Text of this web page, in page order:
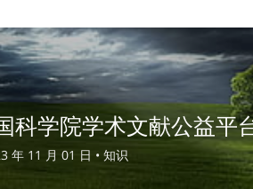
科学院学术文献公益平
年 11 月 01 日 • 知识